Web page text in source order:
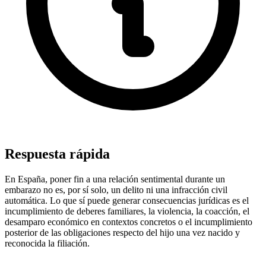
Respuesta rápida
En España, poner fin a una relación sentimental durante un
embarazo no es, por sí solo, un delito ni una infracción civil
automática. Lo que sí puede generar consecuencias jurídicas es el
incumplimiento de deberes familiares, la violencia, la coacción, el
desamparo económico en contextos concretos o el incumplimiento
posterior de las obligaciones respecto del hijo una vez nacido y
reconocida la filiación.